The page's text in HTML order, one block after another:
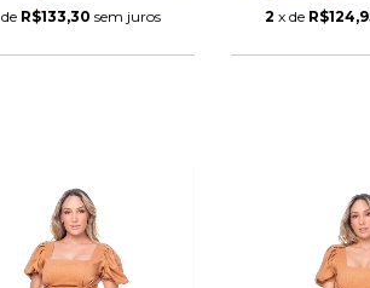
R$133,30 sem juros 2 x de